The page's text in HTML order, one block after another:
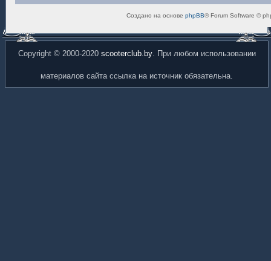
Создано на основе phpBB® Forum Software ©
Copyright © 2000-2020 scooterclub.by. При любом использовании
материалов сайта ссылка на источник обязательна.